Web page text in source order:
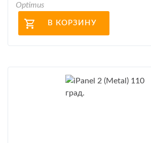
Optimus
В КОРЗИНУ